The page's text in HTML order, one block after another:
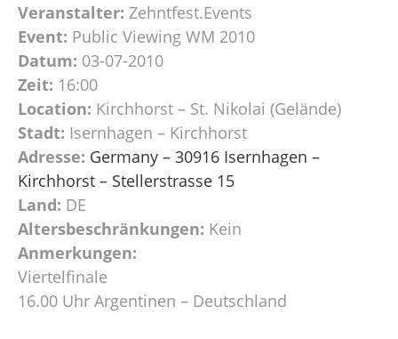
Veranstalter: Zehntfest.Events
Event: Public Viewing WM 2010
Datum: 03-07-2010
Zeit: 16:00
Location: Kirchhorst – St. Nikolai (Gelände)
Stadt: Isernhagen – Kirchhorst
Adresse: Germany – 30916 Isernhagen –
Kirchhorst – Stellerstrasse 15
Land: DE
Altersbeschränkungen: Kein
Anmerkungen:
Viertelfinale
16.00 Uhr Argentinen – Deutschland